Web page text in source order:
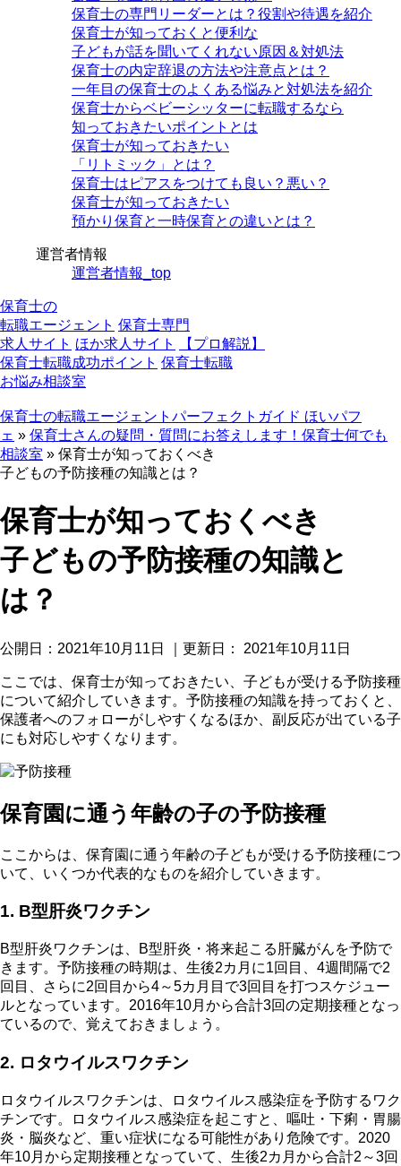
保育士の専門リーダーとは？役割や待遇を紹介
保育士が知っておくと便利な
子どもが話を聞いてくれない原因＆対処法
保育士の内定辞退の方法や注意点とは？
一年目の保育士のよくある悩みと対処法を紹介
保育士からベビーシッターに転職するなら
知っておきたいポイントとは
保育士が知っておきたい
「リトミック」とは？
保育士はピアスをつけても良い？悪い？
保育士が知っておきたい
預かり保育と一時保育との違いとは？
運営者情報
運営者情報_top
保育士の
転職エージェント 保育士専門
求人サイト ほか求人サイト
【プロ解説】
保育士転職成功ポイント 保育士転職
お悩み相談室
保育士の転職エージェントパーフェクトガイド ほいパフ
ェ » 保育士さんの疑問・質問にお答えします！保育士何でも
相談室 » 保育士が知っておくべき
子どもの予防接種の知識とは？
保育士が知っておくべき
子どもの予防接種の知識と
は？
公開日： 2021年10月11日 ｜更新日： 2021年10月11日
ここでは、保育士が知っておきたい、子どもが受ける予防接種
について紹介していきます。予防接種の知識を持っておくと、
保護者へのフォローがしやすくなるほか、副反応が出ている子
にも対応しやすくなります。
保育園に通う年齢の子の予防接種
ここからは、保育園に通う年齢の子どもが受ける予防接種につ
いて、いくつか代表的なものを紹介していきます。
1. B型肝炎ワクチン
B型肝炎ワクチンは、B型肝炎・将来起こる肝臓がんを予防で
きます。予防接種の時期は、生後2カ月に1回目、4週間隔で2
回目、さらに2回目から4～5カ月目で3回目を打つスケジュー
ルとなっています。2016年10月から合計3回の定期接種となっ
ているので、覚えておきましょう。
2. ロタウイルスワクチン
ロタウイルスワクチンは、ロタウイルス感染症を予防するワク
チンです。ロタウイルス感染症を起こすと、嘔吐・下痢・胃腸
炎・脳炎など、重い症状になる可能性があり危険です。2020
年10月から定期接種となっていて、生後2カ月から合計2～3回